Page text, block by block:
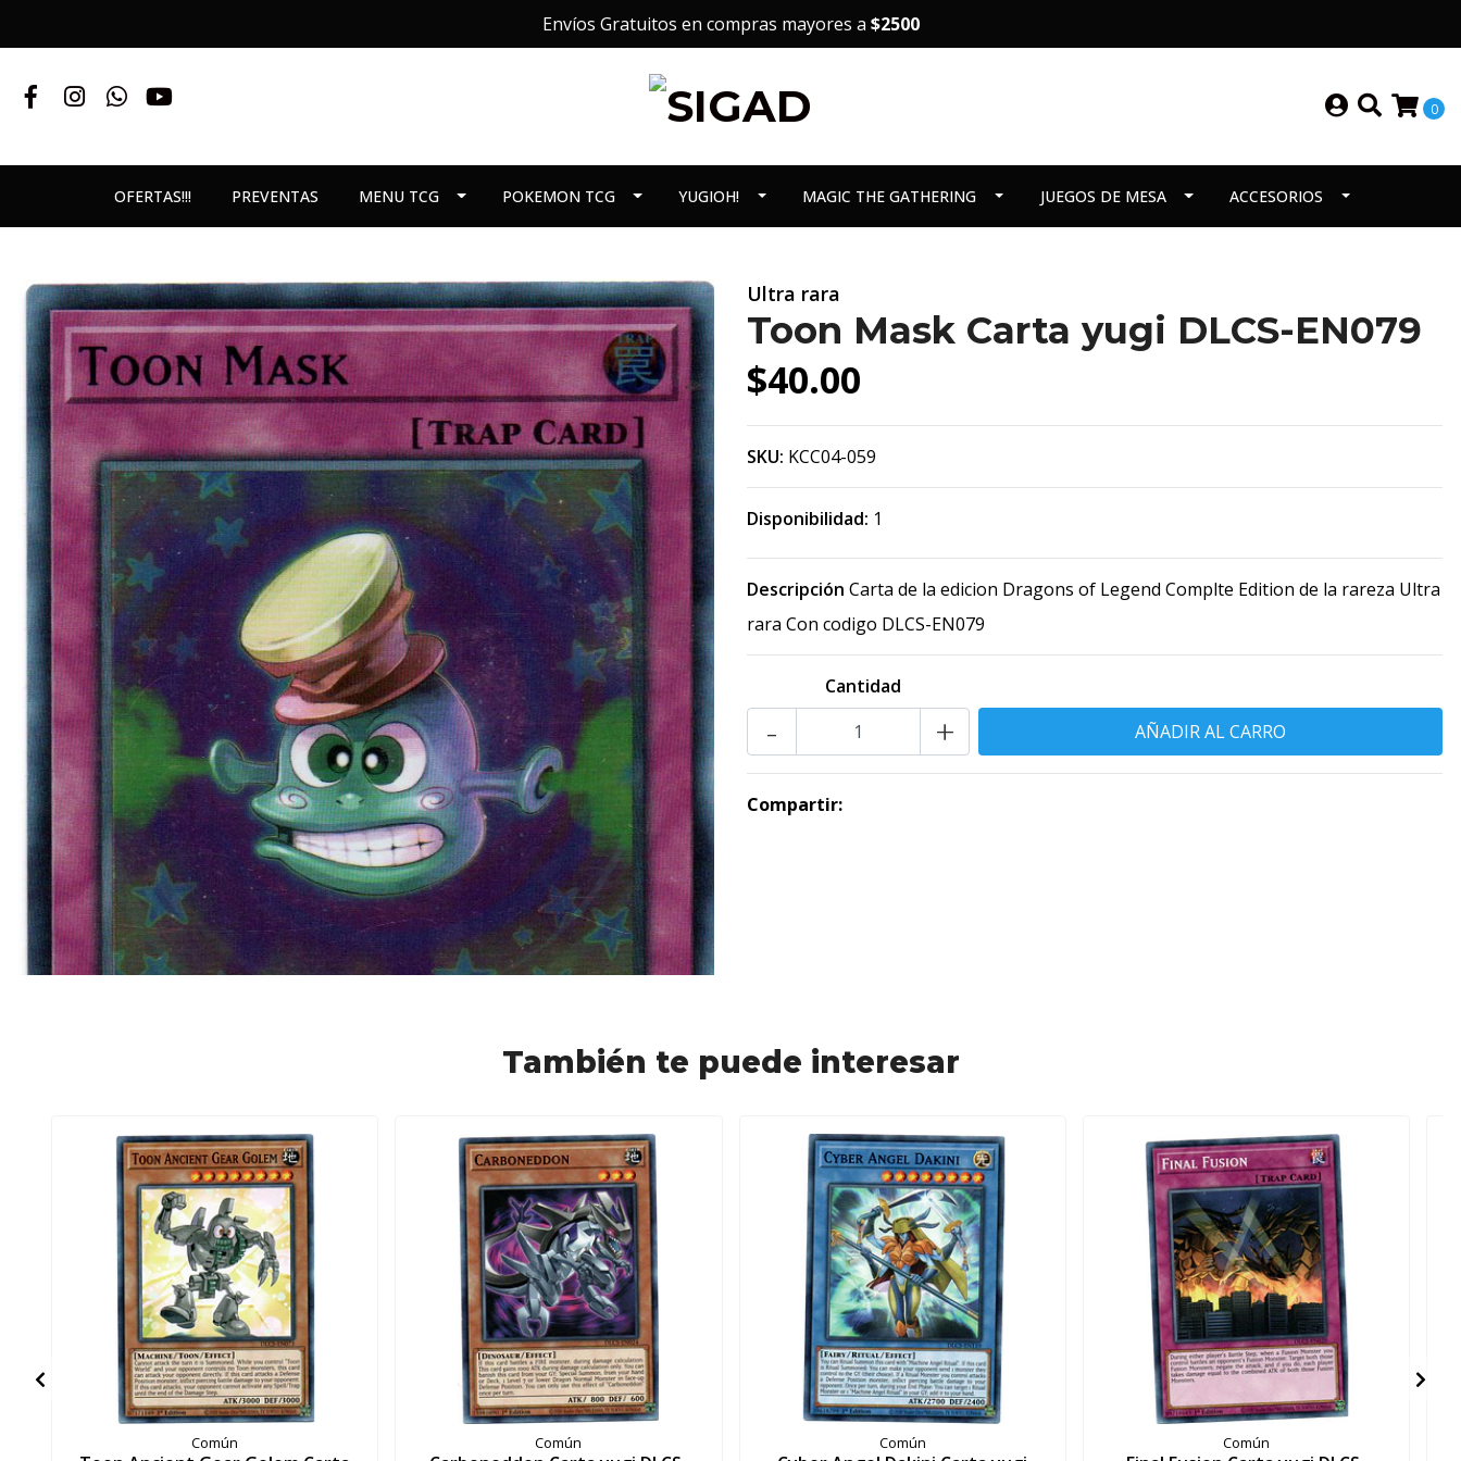
Envíos Gratuitos en compras mayores a $2500
0
OFERTAS!!! PREVENTAS MENU TCG POKEMON TCG YUGIOH! MAGIC THE GATHERING JUEGOS DE MESA ACCESORIOS
Ultra rara
Toon Mask Carta yugi DLCS-EN079
$40.00
SKU: KCC04-059
Disponibilidad: 1
Descripción Carta de la edicion Dragons of Legend Complte Edition de la rareza Ultra
rara Con codigo DLCS-EN079
Cantidad
+
-
Compartir:
También te puede interesar
Común Común Común Común